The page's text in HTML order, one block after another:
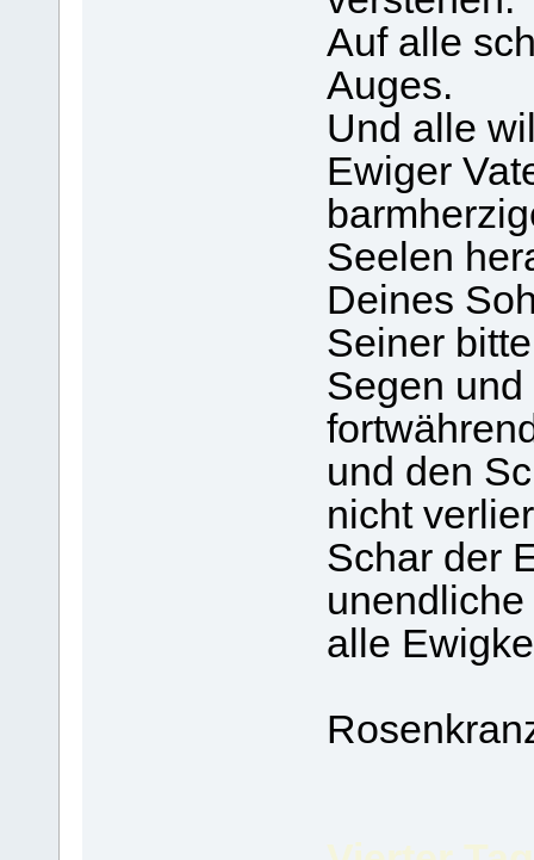
Auf alle
Auges.
Und alle
Ewiger
Seelen
Deines
Seiner
Segen
und den
nicht
Schar der
alle